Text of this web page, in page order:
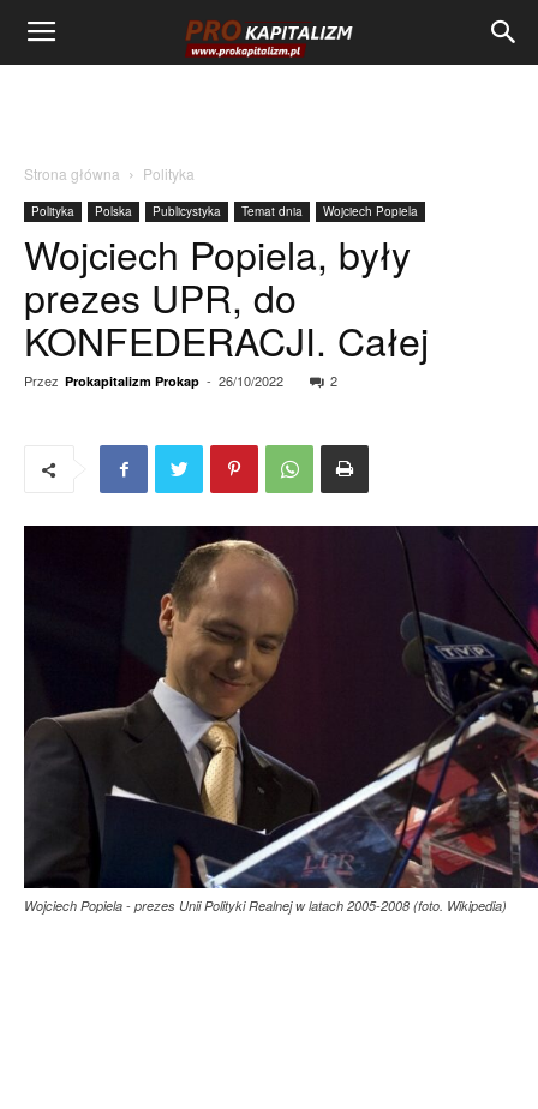
Strona główna Polityka
Polityka Polska Publicystyka Temat dnia Wojciech Popiela
Wojciech Popiela, były
prezes UPR, do
KONFEDERACJI. Całej
Przez Prokapitalizm Prokap - 26/10/2022 2
Wojciech Popiela - prezes Unii Polityki Realnej w latach 2005-2008 (foto. Wikipedia)